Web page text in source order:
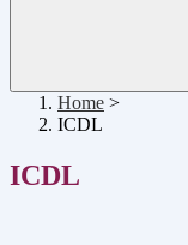
Home >
ICDL
ICDL